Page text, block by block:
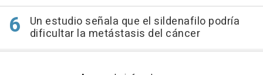
Un estudio señala que el sildenafilo podría
dificultar la metástasis del cáncer